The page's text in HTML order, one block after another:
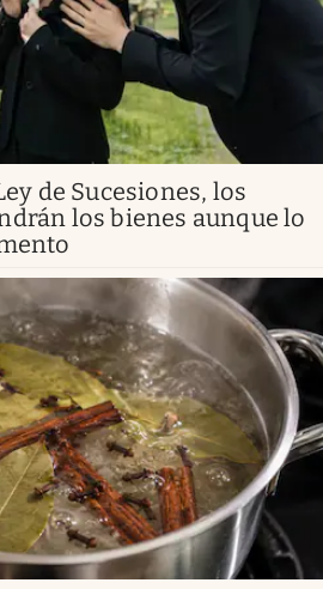
de Sucesiones, los
los bienes aunque lo